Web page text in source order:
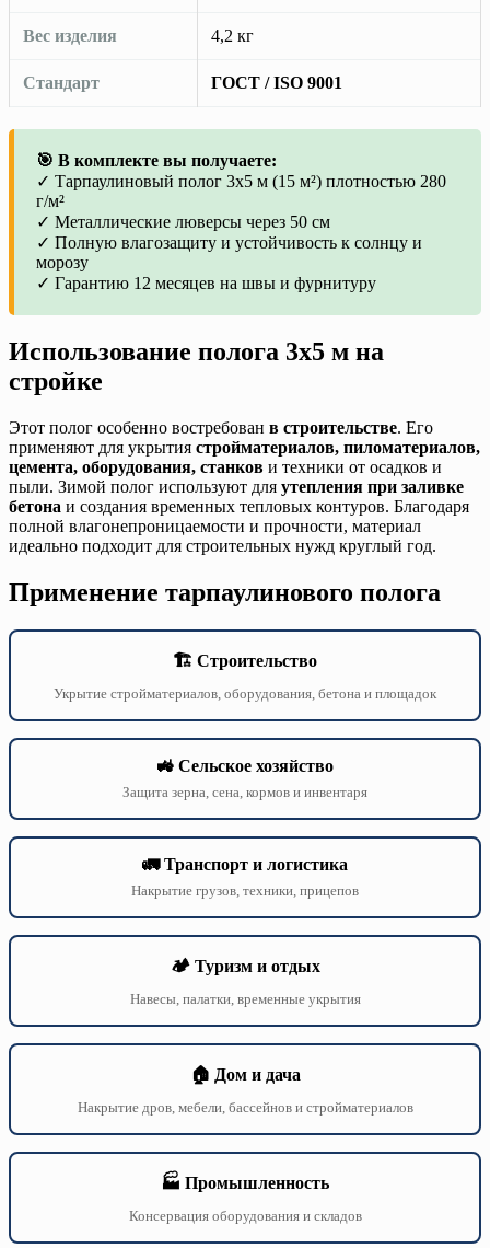
Вес изделия 4,2 кг
Стандарт ГОСТ / ISO 9001
🎯 В комплекте вы получаете:
✓ Тарпаулиновый полог 3х5 м (15 м²) плотностью 280
г/м²
✓ Металлические люверсы через 50 см
✓ Полную влагозащиту и устойчивость к солнцу и
морозу
✓ Гарантию 12 месяцев на швы и фурнитуру
Использование полога 3х5 м на
стройке
Этот полог особенно востребован в строительстве. Его
применяют для укрытия стройматериалов, пиломатериалов,
цемента, оборудования, станков и техники от осадков и
пыли. Зимой полог используют для утепления при заливке
бетона и создания временных тепловых контуров. Благодаря
полной влагонепроницаемости и прочности, материал
идеально подходит для строительных нужд круглый год.
Применение тарпаулинового полога
🏗️ Строительство
Укрытие стройматериалов, оборудования, бетона и площадок
🚜 Сельское хозяйство
Защита зерна, сена, кормов и инвентаря
🚛 Транспорт и логистика
Накрытие грузов, техники, прицепов
🏕️ Туризм и отдых
Навесы, палатки, временные укрытия
🏠 Дом и дача
Накрытие дров, мебели, бассейнов и стройматериалов
🏭 Промышленность
Консервация оборудования и складов